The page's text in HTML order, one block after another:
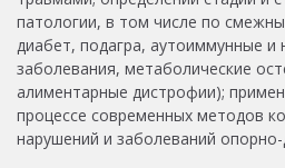
патологии, в том числе по
диабет, подагра, аутоиммунные и
заболевания, метаболические
алиментарные дистрофии);
процессе современных методов
нарушений и заболеваний